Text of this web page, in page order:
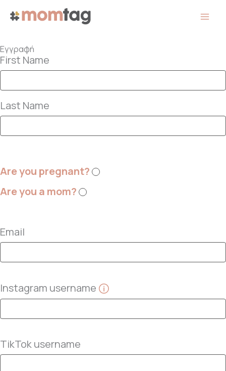
Εγγραφή
First Name
Last Name
Are you pregnant?
Are you a mom?
Email
Instagram username
TikTok username